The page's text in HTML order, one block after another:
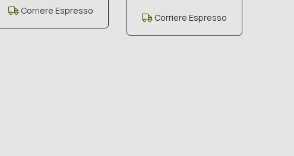
Corriere Espresso
Corriere Espresso